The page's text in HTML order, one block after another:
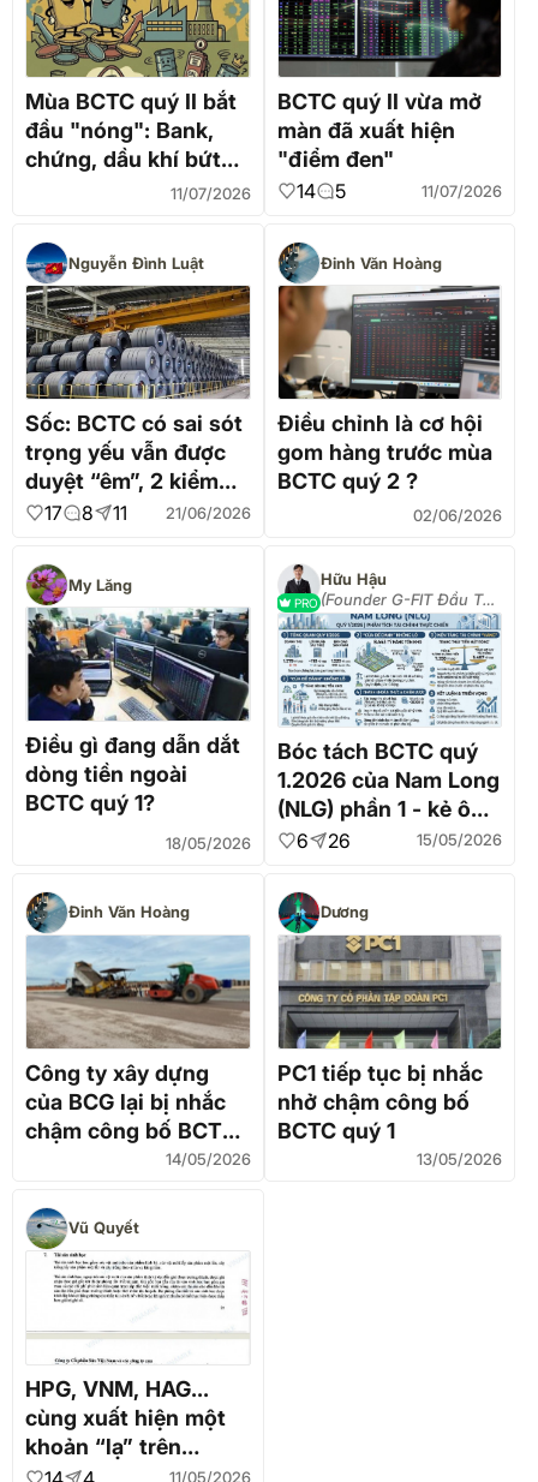
Mùa BCTC quý II bắt
đầu "nóng": Bank,
chứng, dầu khí bứt
11/07/2026
BCTC quý II vừa mở
màn đã xuất hiện
"điểm đen"
14 5 11/07/2026
Nguyễn Đình Luật
Sốc: BCTC có sai sót
trọng yếu vẫn được
duyệt “êm”, 2 kiểm
toán viên bị đình chỉ
17 8 11 21/06/2026
Đinh Văn Hoàng
Điều chỉnh là cơ hội
gom hàng trước mùa
BCTC quý 2 ?
02/06/2026
My Lăng
Điều gì đang dẫn dắt
dòng tiền ngoài
BCTC quý 1?
18/05/2026
PRO
Hữu Hậu
(Founder G-FIT Đầu Tư
Tăng Trưởng)
Bóc tách BCTC quý
1.2026 của Nam Long
(NLG) phần 1 - kẻ ôm
hàng giữa thời điểm
tăng!
6 26 15/05/2026
Đinh Văn Hoàng
Công ty xây dựng
của BCG lại bị nhắc
chậm công bố BCTC
14/05/2026
Dương
PC1 tiếp tục bị nhắc
nhở chậm công bố
BCTC quý 1
13/05/2026
Vũ Quyết
HPG, VNM, HAG...
cùng xuất hiện một
khoản “lạ” trên
BCTC?
11/05/2026